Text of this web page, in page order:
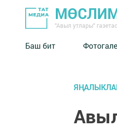
"Авыл утлары"
Баш бит